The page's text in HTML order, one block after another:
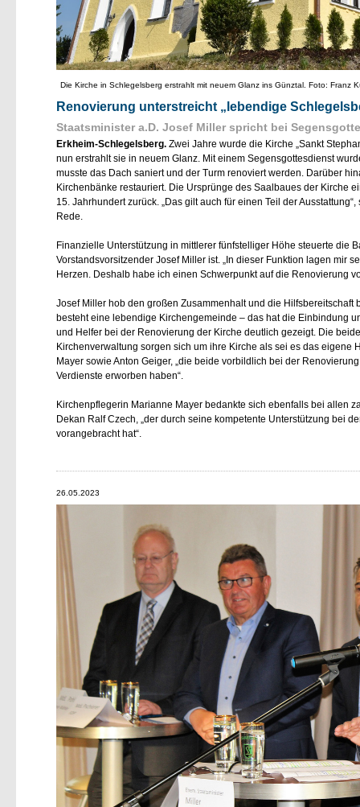
Die Kirche in Schlegelsberg erstrahlt mit neuem Glanz ins Günztal. Foto: Franz
Renovierung unterstreicht „lebendige
Staatsminister a.D. Josef Miller spricht bei
Erkheim-Schlegelsberg. Zwei Jahre wurde die Kirche „Sankt
nun erstrahlt sie in neuem Glanz. Mit einem Segensgottesdienst
musste das Dach saniert und der Turm renoviert werden. Darüber
Kirchenbänke restauriert. Die Ursprünge des Saalbaues der Kirche
15. Jahrhundert zurück. „Das gilt auch für einen Teil der
Rede.
Finanzielle Unterstützung in mittlerer fünfstelliger Höhe steuerte die
Vorstandsvorsitzender Josef Miller ist. „In dieser Funktion lagen mir
Herzen. Deshalb habe ich einen Schwerpunkt auf die Renovierung
Josef Miller hob den großen Zusammenhalt und die Hilfsbereitschaft
besteht eine lebendige Kirchengemeinde – das hat die Einbindung
und Helfer bei der Renovierung der Kirche deutlich gezeigt. Die
Kirchenverwaltung sorgen sich um ihre Kirche als sei es das eigene
Mayer sowie Anton Geiger, „die beide vorbildlich bei der
Verdienste erworben haben“.
Kirchenpflegerin Marianne Mayer bedankte sich ebenfalls bei allen
Dekan Ralf Czech, „der durch seine kompetente Unterstützung bei
vorangebracht hat“.
26.05.2023